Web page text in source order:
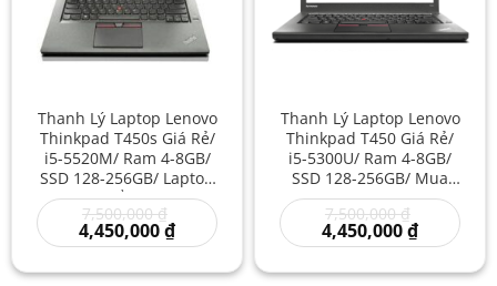
Thanh Lý Laptop Lenovo
Thinkpad T450s Giá Rẻ/
i5-5520M/ Ram 4-8GB/
SSD 128-256GB/ Laptop
Nhập Khẩu/ Giá Máy
Tính Xách Tay Hiện Nay/
Laptop i5 Giá Rẻ
7,500,000₫
gốc
là:
7,500,000 ₫.
4,450,000₫Giá
hiện
là:
Thanh Lý Laptop Lenovo
Thinkpad T450 Giá Rẻ/
i5-5300U/ Ram 4-8GB/
SSD 128-256GB/ Mua
Laptop Mỹ Nhật Cũ/
Máy Tính ThinkPad Giá
Rẻ Cho Văn Phòng
7,500,000₫
gốc
là:
7,500,000
4,450,000₫Giá
hiện
là: